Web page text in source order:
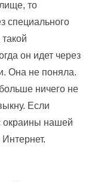
то
специального
он идет через
Она не поняла.
ничего не
Если
окраины нашей